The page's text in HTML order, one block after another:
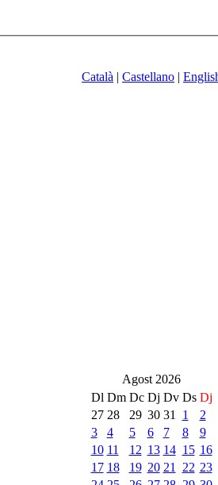
Català | Castellano |
Agost 2026
Dl Dm Dc Dj Dv Ds Dj
27 28 29 30 31 1
2
3
4 5 6 7 8
9
10 11 12 13 14 15 16
17 18 19 20 21 22 23